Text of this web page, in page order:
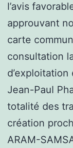
l’avis
approuvant
carte
consultation
Jean-Paul
totalité des
création
ARAM-